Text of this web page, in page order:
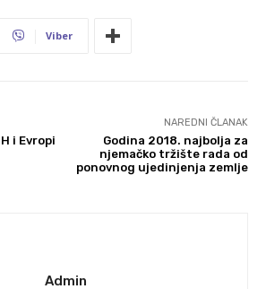
Viber
i Evropi
NAREDNI ČLANAK
Godina 2018. najbolja za
njemačko tržište rada od
ponovnog ujedinjenja zemlje
Admin